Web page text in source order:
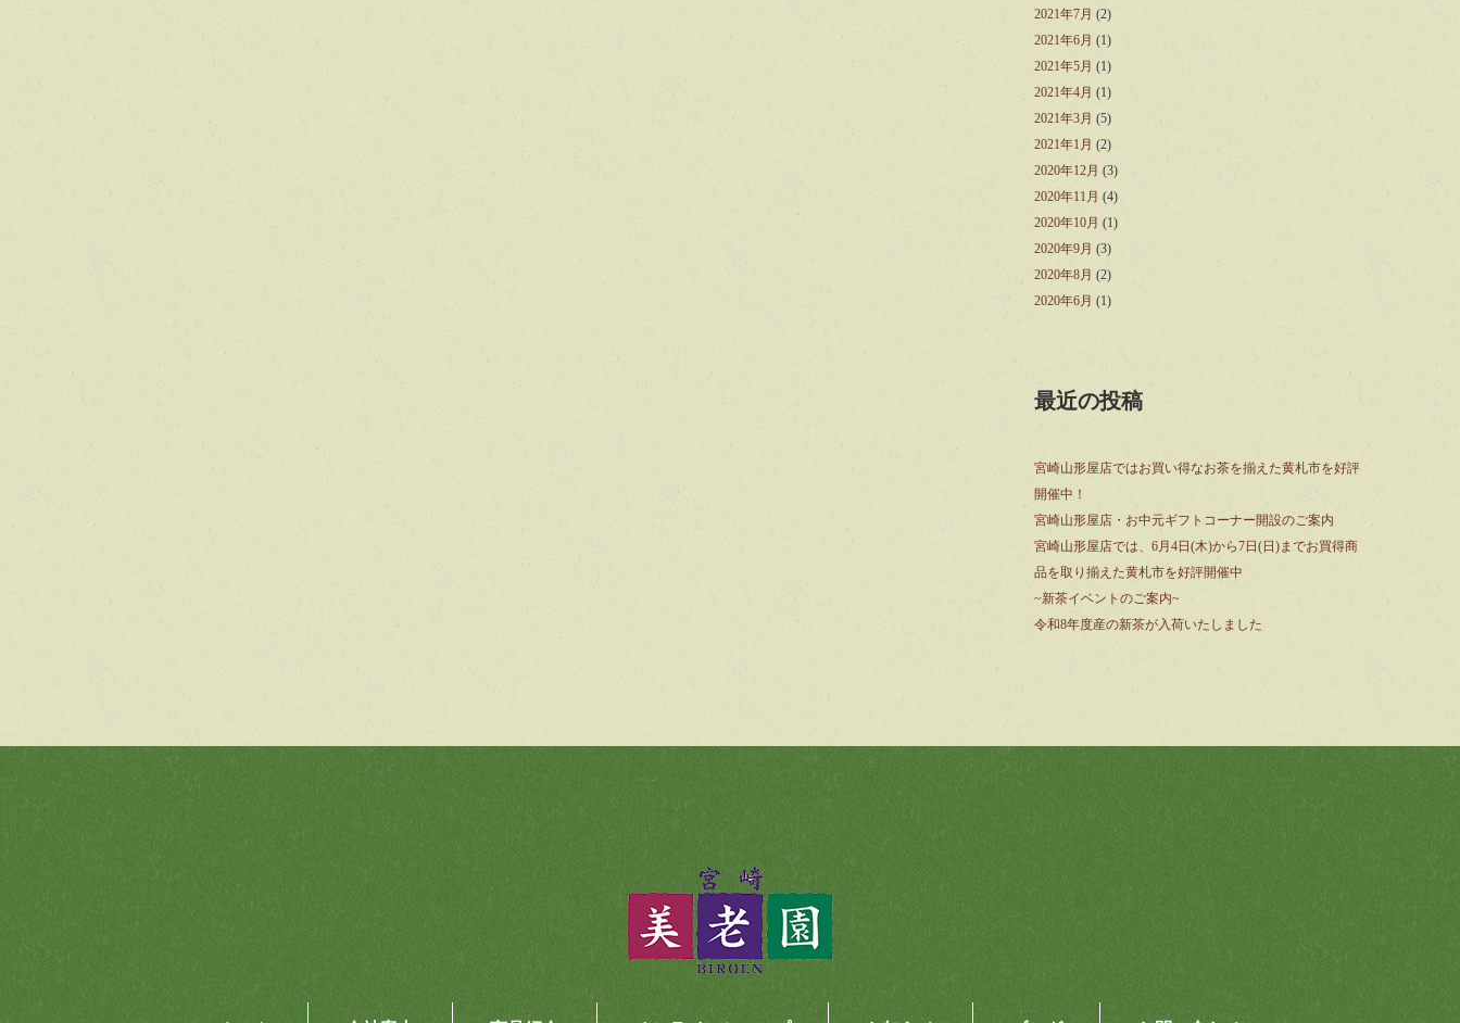
2021年7月 (2)
2021年6月 (1)
2021年5月 (1)
2021年4月 (1)
2021年3月 (5)
2021年1月 (2)
2020年12月 (3)
2020年11月 (4)
2020年10月 (1)
2020年9月 (3)
2020年8月 (2)
2020年6月 (1)
最近の投稿
宮崎山形屋店ではお買い得なお茶を揃えた黄札市を好評
開催中！
宮崎山形屋店・お中元ギフトコーナー開設のご案内
宮崎山形屋店では、6月4日(木)から7日(日)までお買得商
品を取り揃えた黄札市を好評開催中
~新茶イベントのご案内~
令和8年度産の新茶が入荷いたしました